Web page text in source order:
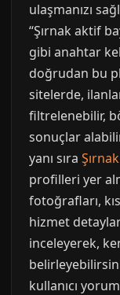
ulaşmanızı
“Şırnak aktif
gibi anahtar
doğrudan bu
sitelerde,
filtrelenebilir,
sonuçlar
yanı sıra
profilleri yer
fotoğrafları,
hizmet
inceleyerek,
kullanıcı